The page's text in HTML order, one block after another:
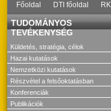
Főoldal DTI főoldal
TUDOMÁNYOS
TEVÉKENYSÉG
Küldetés, stratégia, célok
Hazai kutatások
Nemzetközi kutatások
Részvétel a felsőoktatásban
Konferenciák
Publikációk